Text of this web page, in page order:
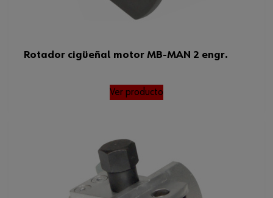
Rotador cigüeñal motor MB-MAN 2 engr.
Ver producto